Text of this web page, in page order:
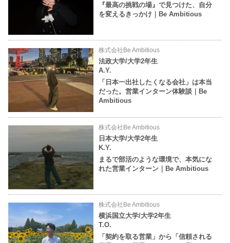
『最高の挑戦の場』で見つけた、自分
を変えるきっかけ｜Be Ambitious
株式会社Be Ambitious
法政大学/大学2年生
A.Y.
「日本一出社したくなる会社」は本当
だった。営業インターン体験談｜Be
Ambitious
株式会社Be Ambitious
日本大学/大学2年生
K.Y.
まるで部活のような環境で、本気にな
れた営業インターン｜Be Ambitious
株式会社Be Ambitious
横浜国立大学/大学2年生
T.O.
「契約を取る営業」から「信頼される